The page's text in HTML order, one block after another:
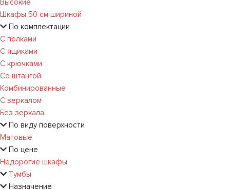
Высокие
Шкафы 50 см шириной
По комплектации
С полками
С ящиками
С крючками
Со штангой
Комбинированные
С зеркалом
Без зеркала
По виду поверхности
Матовые
По цене
Недорогие шкафы
Тумбы
Назначение